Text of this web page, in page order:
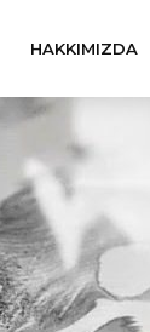
HAKKIMIZDA